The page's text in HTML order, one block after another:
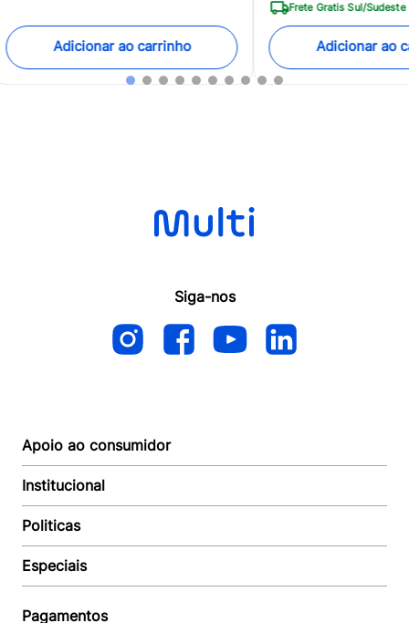
Adicionar ao carrinho
Frete Gratis Sul/Sudeste
Adicionar ao
Siga-nos
Apoio ao consumidor
Autoatendimento
Suporte e reparo
Acompanhar Entrega
Baixe o APP
Institucional
Quem somos
Revendedor
Seja um Revendedor
Trabalhe conosco
Politicas
Política de Entrega
Política de Pagamento
Política de Privacidade
Especiais
Pagamentos